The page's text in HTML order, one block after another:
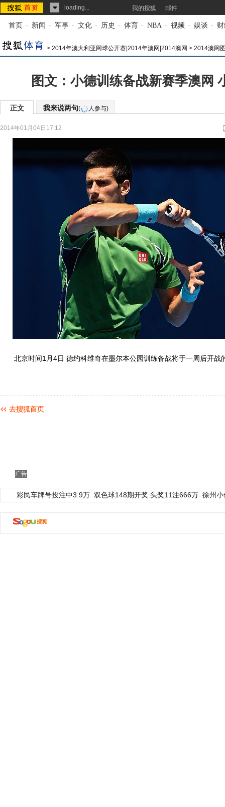
loading... 我的搜狐 邮件
首页 - 新闻 - 军事 - 文化 - 历史 - 体育 - NBA - 视频 - 娱谈 -
> 2014年澳大利亚网球公开赛|2014年澳网|2014澳网 > 2014澳网
图文：小德训练备战新赛季澳网
正文 我来说两句( 人参与)
2014年01月04日17:12
北京时间1月4日 德约科维奇在墨尔本公园训练备战将于一周后开战
广告
彩民车牌号投注中3.9万 双色球148期开奖:头奖11注666万 徐州